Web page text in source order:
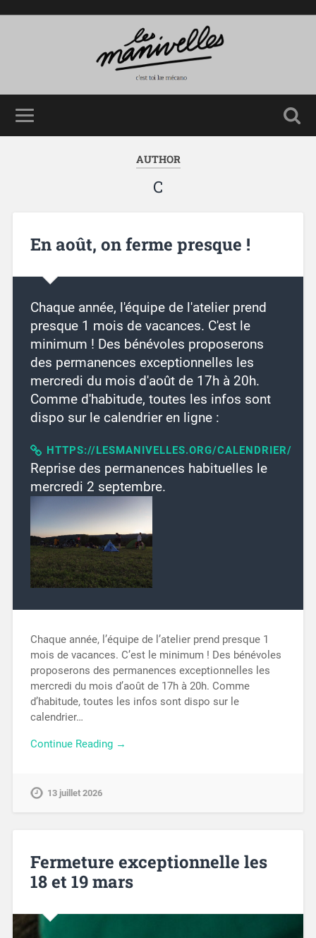
AUTHOR
C
En août, on ferme presque !
Chaque année, l'équipe de l'atelier prend
presque 1 mois de vacances. C'est le
minimum ! Des bénévoles proposerons
des permanences exceptionnelles les
mercredi du mois d'août de 17h à 20h.
Comme d'habitude, toutes les infos sont
dispo sur le calendrier en ligne :
HTTPS://LESMANIVELLES.ORG/CALENDRIER/
Reprise des permanences habituelles le
mercredi 2 septembre.
Chaque année, l’équipe de l’atelier prend presque 1
mois de vacances. C’est le minimum ! Des bénévoles
proposerons des permanences exceptionnelles les
mercredi du mois d’août de 17h à 20h. Comme
d’habitude, toutes les infos sont dispo sur le
calendrier…
Continue Reading →
13 juillet 2026
Fermeture exceptionnelle les
18 et 19 mars